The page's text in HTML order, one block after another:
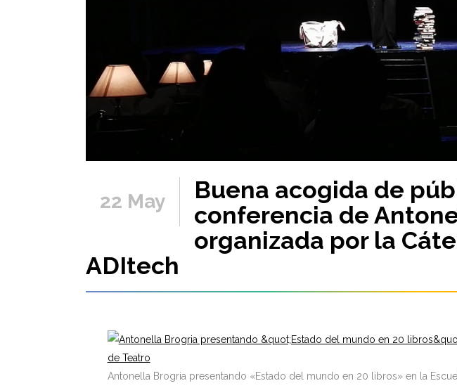
22 May
Buena acogida de
conferencia de
organizada por la
ADItech
Antonella Brogria presentando «Estado del mundo en 20 libros» en la